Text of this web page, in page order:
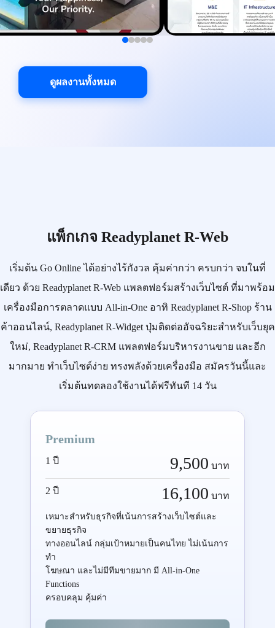
ดูผลงานทั้งหมด
แพ็กเกจ Readyplanet R-Web
เริ่มต้น Go Onlineได้อย่างไร้กังวล คุ้มค่ากว่า ครบกว่า จบในที่
เดียว ด้วย Readyplanet R-Web แพลตฟอร์มสร้างเว็บไซต์ ที่มาพร้อม
เครื่องมือการตลาดแบบ All-in-Oneอาทิ Readyplanet R-Shopร้าน
ค้าออนไลน์, Readyplanet R-Widgetปุ่มติดต่ออัจฉริยะสำหรับเว็บยุค
ใหม่, Readyplanet R-CRMแพลตฟอร์มบริหารงานขาย และอีก
มากมาย ทำเว็บไซต์ง่าย ทรงพลังด้วยเครื่องมือ สมัครวันนี้และ
เริ่มต้นทดลองใช้งานได้ฟรีทันที 14 วัน
Premium
1 ปี 9,500 บาท
2 ปี 16,100 บาท
เหมาะสำหรับธุรกิจที่เน้นการสร้างเว็บไซต์และ
ขยายธุรกิจ
ทางออนไลน์ กลุ่มเป้าหมายเป็นคนไทย ไม่เน้นการ
ทำ
โฆษณา และไม่มีทีมขายมาก มี All-in-One
Functions
ครอบคลุม คุ้มค่า